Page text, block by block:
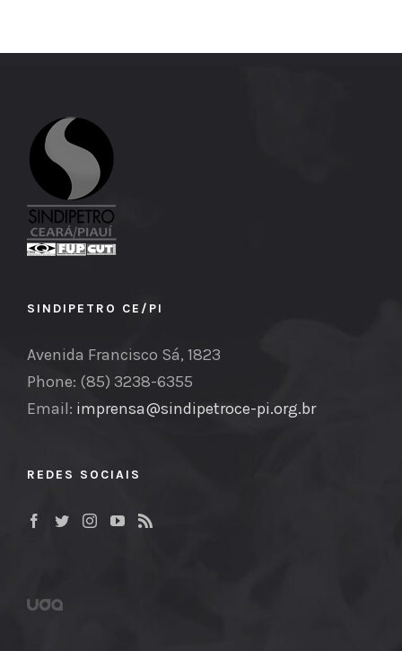
SINDIPETRO CE/PI
Avenida Francisco Sá, 1823
Phone: (85) 3238-6355
Email: imprensa@sindipetroce-pi.org.br
REDES SOCIAIS